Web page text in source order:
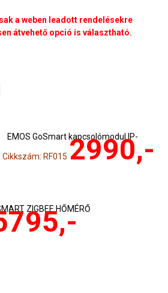
a weben leadott rendelésekre
átvehető opció is választható.
EMOS GoSmart kapcsolómodul IP-
Cikkszám: RF015 2990,-
ZIGBEE HŐMÉRŐ